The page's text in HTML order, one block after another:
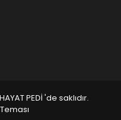
PEDİ 'de saklıdır.